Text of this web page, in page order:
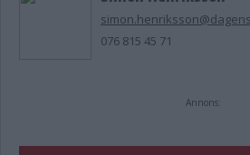
076 815 45 71
Annons: